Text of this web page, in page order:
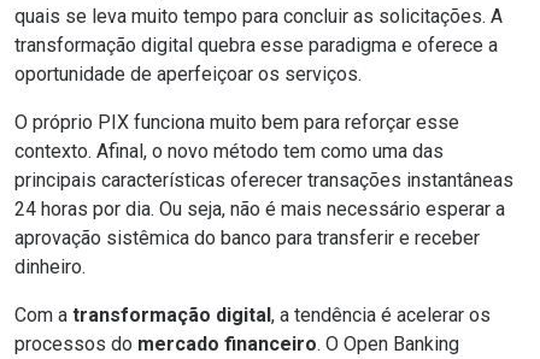
quais se leva muito tempo para concluir as solicitações. A
transformação digital quebra esse paradigma e oferece a
oportunidade de aperfeiçoar os serviços.
O próprio PIX funciona muito bem para reforçar esse
contexto. Afinal, o novo método tem como uma das
principais características oferecer transações instantâneas
24 horas por dia. Ou seja, não é mais necessário esperar a
aprovação sistêmica do banco para transferir e receber
dinheiro.
Com a transformação digital, a tendência é acelerar os
processos do mercado financeiro. O Open Banking